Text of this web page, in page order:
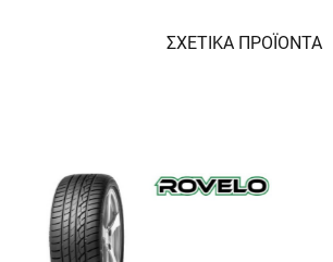
ΣΧΕΤΙΚΑ ΠΡΟΪΟΝΤΑ